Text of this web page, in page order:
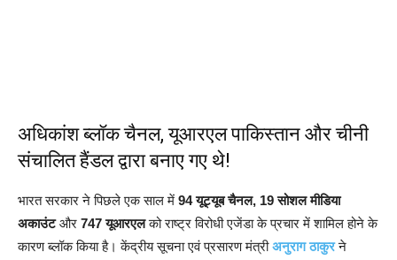
अधिकांश ब्लॉक चैनल, यूआरएल पाकिस्तान और चीनी
संचालित हैंडल द्वारा बनाए गए थे!
भारत सरकार ने पिछले एक साल में 94 यूट्यूब चैनल, 19 सोशल मीडिया
अकाउंटऔर 747 यूआरएलको राष्ट्र विरोधी एजेंडा के प्रचार में शामिल होने के
कारण ब्लॉक किया है। केंद्रीय सूचना एवं प्रसारण मंत्रीअनुराग ठाकुरने